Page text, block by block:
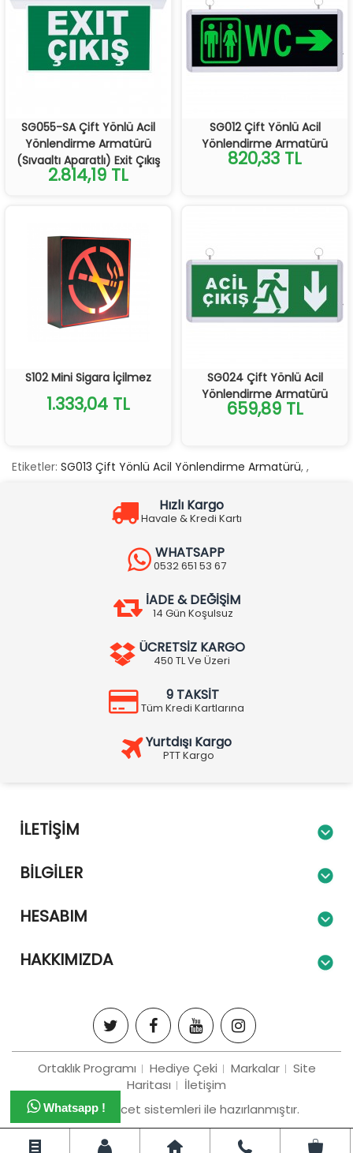
Whatsapp !
SG055-SA Çift Yönlü Acil
Yönlendirme Armatürü
(Sıvaaltı Aparatlı) Exit Çıkış
2.814,19 TL
SG012 Çift Yönlü Acil
Yönlendirme Armatürü
820,33 TL
S102 Mini Sigara İçilmez
1.333,04 TL
SG024 Çift Yönlü Acil
Yönlendirme Armatürü
659,89 TL
Etiketler: SG013 Çift Yönlü Acil Yönlendirme Armatürü, ,
Hızlı Kargo
Havale & Kredi Kartı
WHATSAPP
0532 651 53 67
İADE & DEĞİŞİM
14 Gün Koşulsuz
ÜCRETSİZ KARGO
450 TL Ve Üzeri
9 TAKSİT
Tüm Kredi Kartlarına
Yurtdışı Kargo
PTT Kargo
İLETIŞIM
BILGILER
HESABIM
HAKKIMIZDA
Ortaklık Programı Hediye Çeki Markalar
Site
Haritası
İletişim
Bizim e-tiracet sistemleri ile hazırlanmıştır.